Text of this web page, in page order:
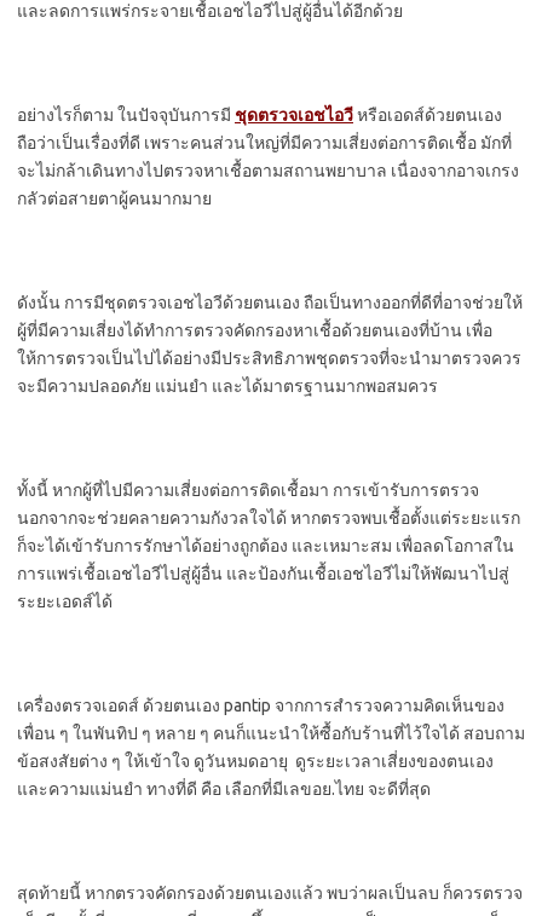
และลดการแพร่กระจายเชื้อเอชไอวีไปสู่ผู้อื่นได้อีกด้วย
อย่างไรก็ตาม ในปัจจุบันการมี ชุดตรวจเอชไอวีหรือเอดส์ด้วยตนเอง
ถือว่าเป็นเรื่องที่ดี เพราะคนส่วนใหญ่ที่มีความเสี่ยงต่อการติดเชื้อ มักที่
จะไม่กล้าเดินทางไปตรวจหาเชื้อตามสถานพยาบาล เนื่องจากอาจเกรง
กลัวต่อสายตาผู้คนมากมาย
ดังนั้น การมีชุดตรวจเอชไอวีด้วยตนเอง ถือเป็นทางออกที่ดีที่อาจช่วยให้
ผู้ที่มีความเสี่ยงได้ทำการตรวจคัดกรองหาเชื้อด้วยตนเองที่บ้าน เพื่อ
ให้การตรวจเป็นไปได้อย่างมีประสิทธิภาพชุดตรวจที่จะนำมาตรวจควร
จะมีความปลอดภัย แม่นยำ และได้มาตรฐานมากพอสมควร
ทั้งนี้ หากผู้ที่ไปมีความเสี่ยงต่อการติดเชื้อมา การเข้ารับการตรวจ
นอกจากจะช่วยคลายความกังวลใจได้ หากตรวจพบเชื้อตั้งแต่ระยะแรก
ก็จะได้เข้ารับการรักษาได้อย่างถูกต้อง และเหมาะสม เพื่อลดโอกาสใน
การแพร่เชื้อเอชไอวีไปสู่ผู้อื่น และป้องกันเชื้อเอชไอวีไม่ให้พัฒนาไปสู่
ระยะเอดส์ได้
เครื่องตรวจเอดส์ ด้วยตนเอง pantip จากการสำรวจความคิดเห็นของ
เพื่อน ๆ ในพันทิป ๆ หลาย ๆ คนก็แนะนำให้ซื้อกับร้านที่ไว้ใจได้ สอบถาม
ข้อสงสัยต่าง ๆ ให้เข้าใจ ดูวันหมดอายุ ดูระยะเวลาเสี่ยงของตนเอง
และความแม่นยำ ทางที่ดี คือ เลือกที่มีเลขอย.ไทย จะดีที่สุด
สุดท้ายนี้ หากตรวจคัดกรองด้วยตนเองแล้ว พบว่าผลเป็นลบ ก็ควรตรวจ